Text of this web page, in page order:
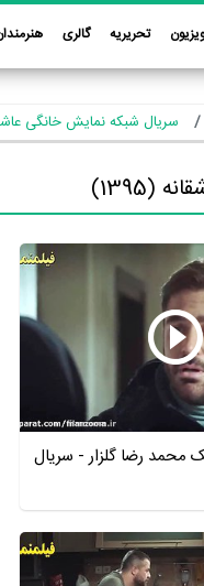
تحریریه گالری
سریال شبکه نمایش خانگی
(1395)
محمد رضا گلزار - سریال